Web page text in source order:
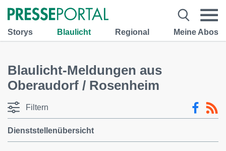
Storys Blaulicht Regional Meine Abos
Blaulicht-Meldungen aus
Oberaudorf / Rosenheim
Filtern
Dienststellenübersicht